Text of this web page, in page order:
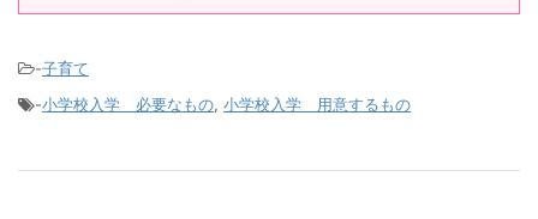
-子育て
-小学校入学 必要なもの, 小学校入学 用意するもの